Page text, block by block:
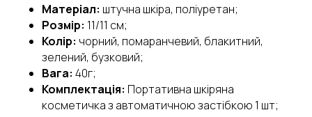
Матеріал: штучна шкіра, поліуретан;
Розмір: 11/11 см;
Колір: чорний, помаранчевий, блакитний,
зелений, бузковий;
Вага: 40г;
Комплектація: Портативна шкіряна
косметичка з автоматичною застібкою 1 шт;